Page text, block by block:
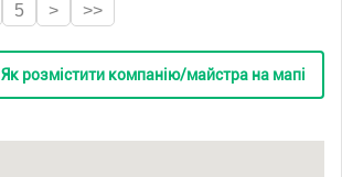
5 > >>
Як розмістити компанію/майстра на мапі